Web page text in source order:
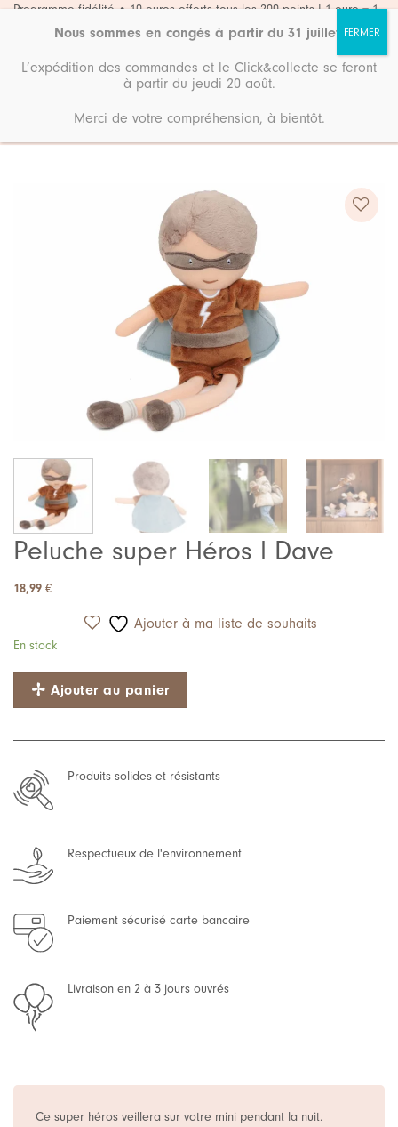
Passer
Programme fidélité • 10 euros offerts tous les 200 points ! 1 euro = 1
Accueil Boutique Eveil & jeux
Peluche super Héros l Dave
18,99 €
Ajouter à ma liste de souhaits
En stock
Ajouter au panier
Produits solides et résistants
Respectueux de l'environnement
Paiement sécurisé carte bancaire
Livraison en 2 à 3 jours ouvrés
Ce super héros veillera sur votre mini pendant la nuit.
Nous sommes en congés à partir du 31 juillet
L’expédition des commandes et le Click&collecte se feront
à partir du jeudi 20 août.
Merci de votre compréhension, à bientôt.